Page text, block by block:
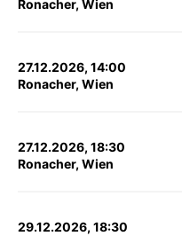
Ronacher, Wien
27.12.2026, 14:00
Ronacher, Wien
27.12.2026, 18:30
Ronacher, Wien
29.12.2026, 18:30